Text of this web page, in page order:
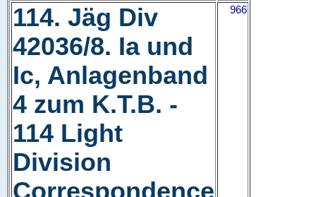
114. Jäg Div
42036/8. Ia und
Ic, Anlagenband
4 zum K.T.B. -
114 Light
Division
Correspondence
966